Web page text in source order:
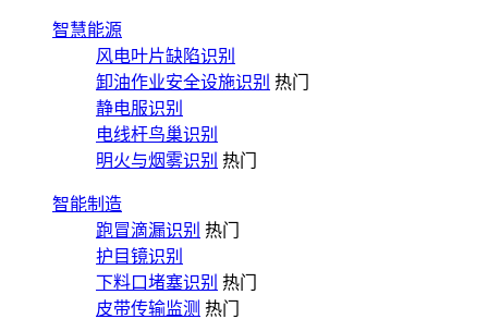
智慧能源
风电叶片缺陷识别
卸油作业安全设施识别 热门
静电服识别
电线杆鸟巢识别
明火与烟雾识别 热门
智能制造
跑冒滴漏识别 热门
护目镜识别
下料口堵塞识别 热门
皮带传输监测 热门